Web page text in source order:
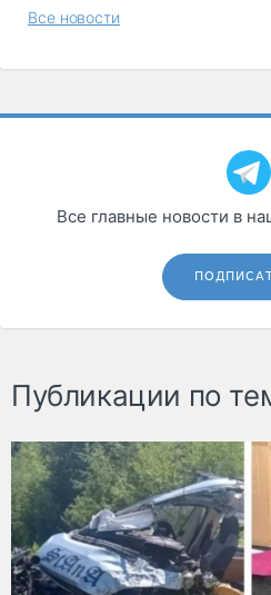
Все новости
Все главные новости в
Публикации по